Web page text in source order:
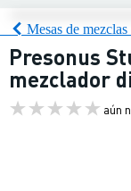
Mesas de
Presonus
mezclador
aún